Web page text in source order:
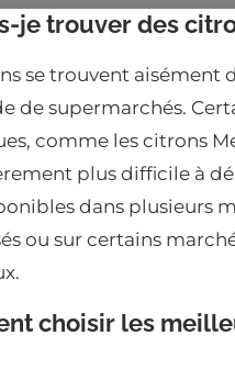
je trouver des
se trouvent aisément
de supermarchés.
comme les citrons
plus difficile à
dans plusieurs
ou sur certains
choisir les